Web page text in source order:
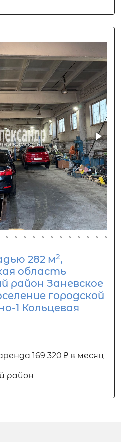
282 м2,
область
район Заневское
городской
1 Кольцевая
169 320 ₽ в месяц
район